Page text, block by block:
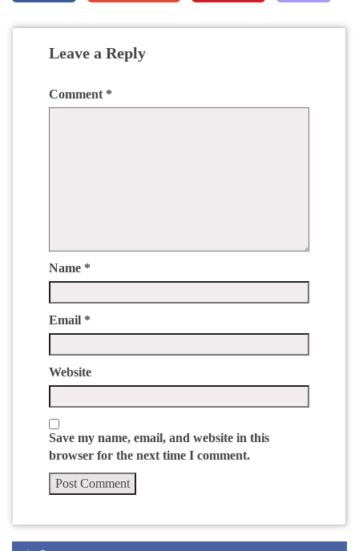
Leave a Reply
Comment *
Name *
Email *
Website
Save my name, email, and website in this
browser for the next time I comment.